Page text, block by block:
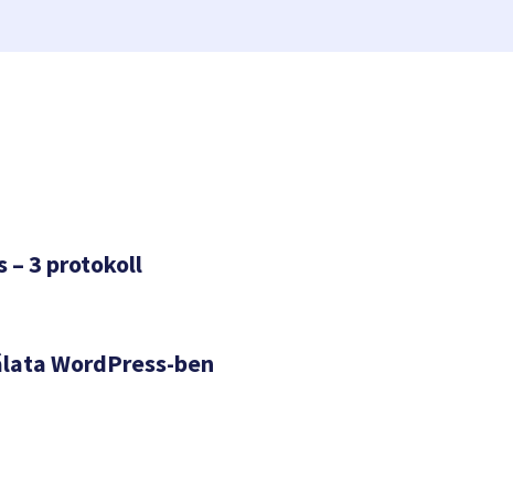
– 3 protokoll
WordPress-ben